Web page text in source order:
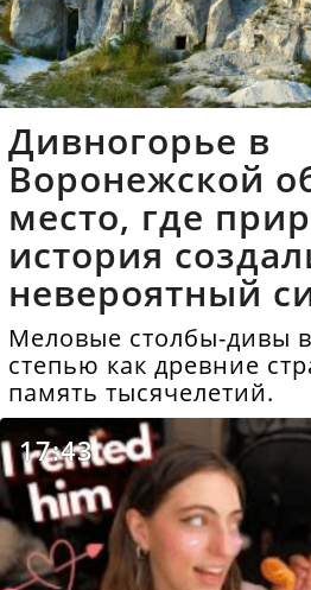
Дивногорье в
Воронежской
место, где
история
невероятный
Меловые столбы-дивы
степью как древние
память тысячелетий.
17:43